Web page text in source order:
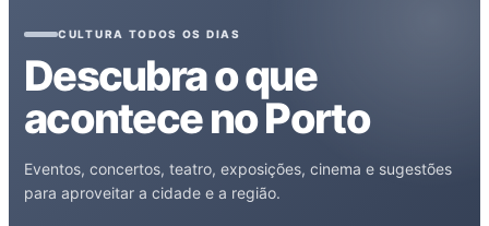
CULTURA TODOS OS DIAS
Descubra o que
acontece no Porto
Eventos, concertos, teatro, exposições, cinema e sugestões
para aproveitar a cidade e a região.